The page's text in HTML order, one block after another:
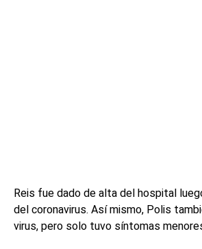
Reis fue dado de alta del hospital
del coronavirus. Así mismo, Polis
virus, pero solo tuvo síntomas